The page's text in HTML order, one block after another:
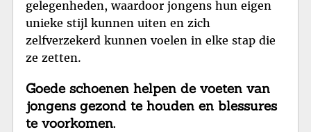
gelegenheden, waardoor jongens hun eigen
unieke stijl kunnen uiten en zich
zelfverzekerd kunnen voelen in elke stap die
ze zetten.
Goede schoenen helpen de voeten van
jongens gezond te houden en blessures
te voorkomen.